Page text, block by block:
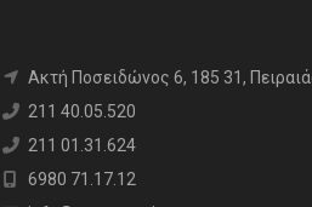
Aκτή Ποσειδώνος 6, 185 31,
211 40.05.520
211 01.31.624
6980 71.17.12